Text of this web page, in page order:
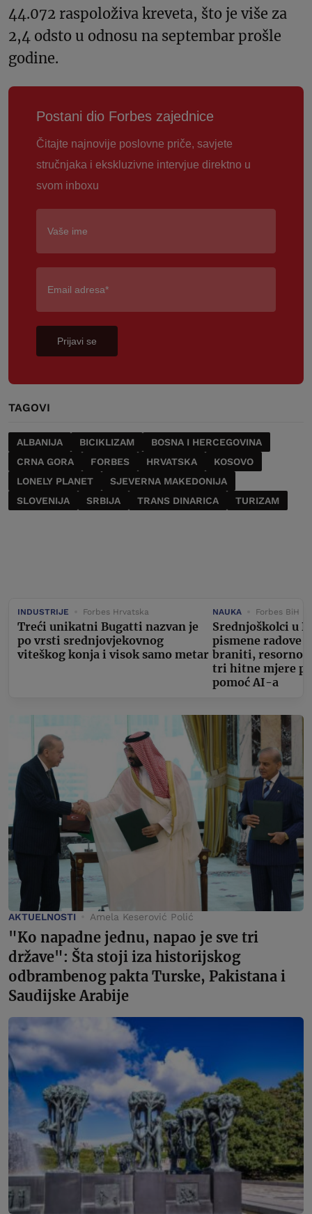
44.072 raspoloživa kreveta, što je više za
2,4 odsto u odnosu na septembar prošle
godine.
Postani dio Forbes zajednice
Čitajte najnovije poslovne priče, savjete
stručnjaka i ekskluzivne intervjue direktno u
svom inboxu
Prijavi se
TAGOVI
ALBANIJA BICIKLIZAM
BOSNA I HERCEGOVINA
CRNA GORA
FORBES HRVATSKA
KOSOVO
LONELY PLANET
SJEVERNA MAKEDONIJA
SLOVENIJA
SRBIJA TRANS DINARICA TURIZAM
INDUSTRIJE Forbes Hrvatska
Treći unikatni Bugatti nazvan je
po vrsti srednjovjekovnog
viteškog konja i visok samo metar
NAUKA Forbes BiH
Srednjoškolci u
pismene radove
braniti, resorno
tri hitne mjere
pomoć AI-a
AKTUELNOSTI Amela Keserović Polić
"Ko napadne jednu, napao je sve tri
države": Šta stoji iza historijskog
odbrambenog pakta Turske, Pakistana i
Saudijske Arabije